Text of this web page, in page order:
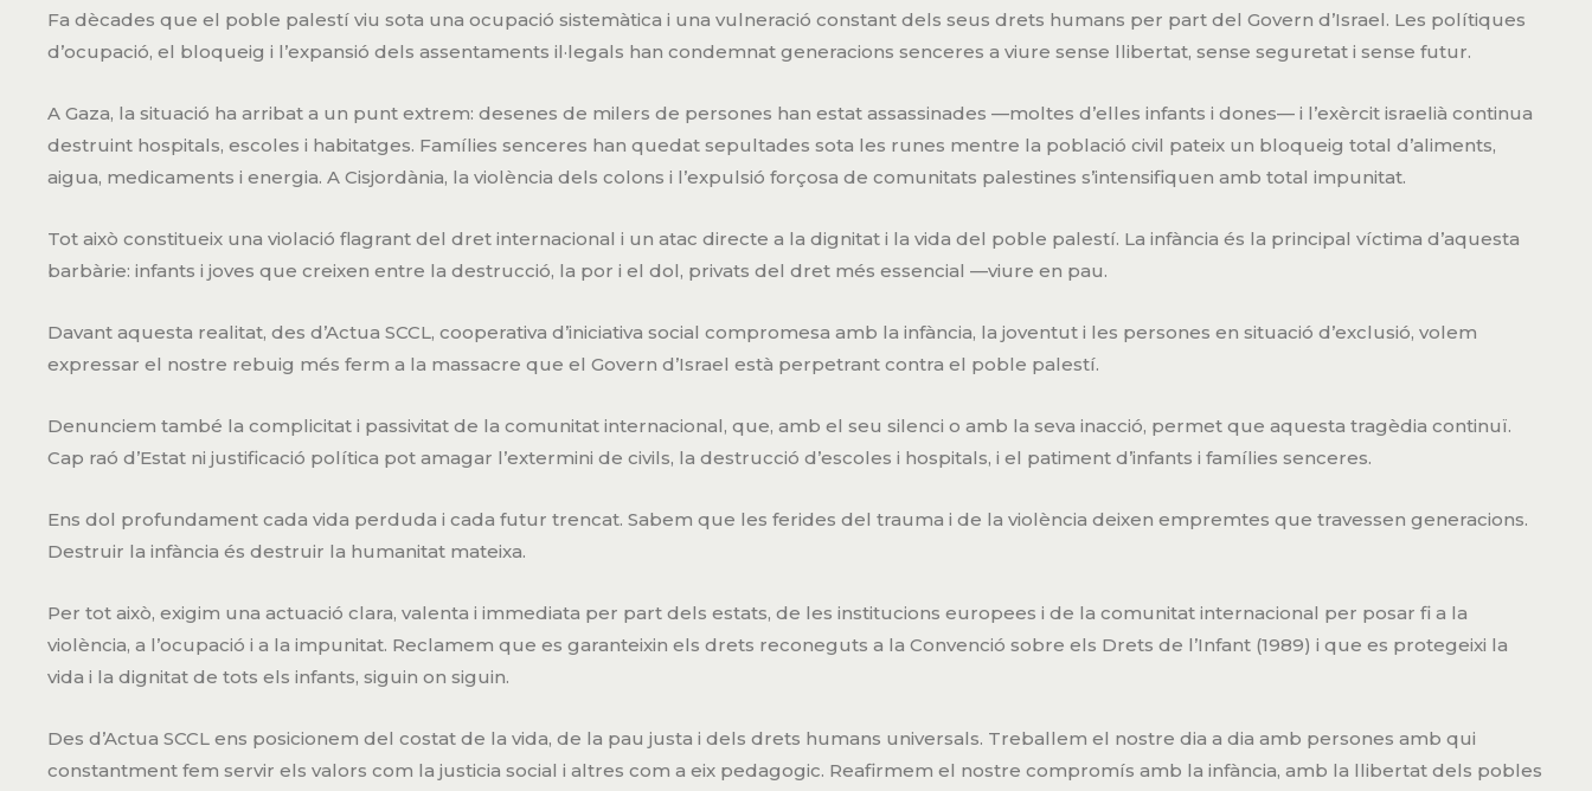
Fa dècades que el poble palestí viu sota una ocupació sistemàtica i una vulneració constant dels seus drets humans per part del Govern d’Israel. Les polítiques
d’ocupació, el bloqueig i l’expansió dels assentaments il·legals han condemnat generacions senceres a viure sense llibertat, sense seguretat i sense futur.
A Gaza, la situació ha arribat a un punt extrem: desenes de milers de persones han estat assassinades —moltes d’elles infants i dones— i l’exèrcit israelià continua
destruint hospitals, escoles i habitatges. Famílies senceres han quedat sepultades sota les runes mentre la població civil pateix un bloqueig total d’aliments,
aigua, medicaments i energia. A Cisjordània, la violència dels colons i l’expulsió forçosa de comunitats palestines s’intensifiquen amb total impunitat.
Tot això constitueix una violació flagrant del dret internacional i un atac directe a la dignitat i la vida del poble palestí. La infància és la principal víctima d’aquesta
barbàrie: infants i joves que creixen entre la destrucció, la por i el dol, privats del dret més essencial —viure en pau.
Davant aquesta realitat, des d’Actua SCCL, cooperativa d’iniciativa social compromesa amb la infància, la joventut i les persones en situació d’exclusió, volem
expressar el nostre rebuig més ferm a la massacre que el Govern d’Israel està perpetrant contra el poble palestí.
Denunciem també la complicitat i passivitat de la comunitat internacional, que, amb el seu silenci o amb la seva inacció, permet que aquesta tragèdia continuï.
Cap raó d’Estat ni justificació política pot amagar l’extermini de civils, la destrucció d’escoles i hospitals, i el patiment d’infants i famílies senceres.
Ens dol profundament cada vida perduda i cada futur trencat. Sabem que les ferides del trauma i de la violència deixen empremtes que travessen generacions.
Destruir la infància és destruir la humanitat mateixa.
Per tot això, exigim una actuació clara, valenta i immediata per part dels estats, de les institucions europees i de la comunitat internacional per posar fi a la
violència, a l’ocupació i a la impunitat. Reclamem que es garanteixin els drets reconeguts a la Convenció sobre els Drets de l’Infant (1989) i que es protegeixi la
vida i la dignitat de tots els infants, siguin on siguin.
Des d’Actua SCCL ens posicionem del costat de la vida, de la pau justa i dels drets humans universals. Treballem el nostre dia a dia amb persones amb qui
constantment fem servir els valors com la justicia social i altres com a eix pedagogic. Reafirmem el nostre compromís amb la infància, amb la llibertat dels pobles